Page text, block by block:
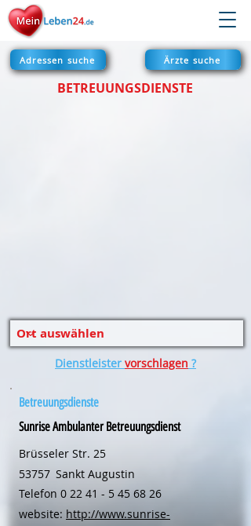
Adressen suche Ärzte suche
BETREUUNGSDIENSTE
Dienstleister vorschlagen ?
Betreuungsdienste
Sunrise Ambulanter Betreuungsdienst
Brüsseler Str. 25
53757 Sankt Augustin
Telefon 0 22 41 - 5 45 68 26
website: http://www.sunrise-